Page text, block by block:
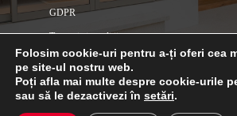
GDPR
Termeni și condiții
Politica de cookie-uri
Folosim cookie-uri pentru a-ți oferi cea
pe site-ul nostru web.
Poți afla mai multe despre cookie-urile
sau să le dezactivezi în setări.